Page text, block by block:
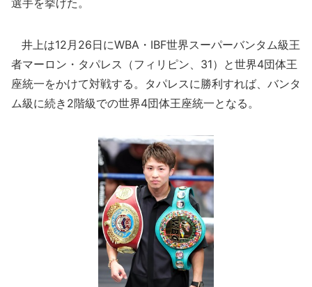
選手を挙げた。
井上は12月26日にWBA・IBF世界スーパーバンタム級王
者マーロン・タパレス（フィリピン、31）と世界4団体王
座統一をかけて対戦する。タパレスに勝利すれば、バンタ
ム級に続き2階級での世界4団体王座統一となる。